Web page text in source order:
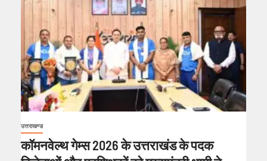
उत्तराखण्ड
कॉमनवेल्थ गेम्स 2026 के उत्तराखंड के पदक